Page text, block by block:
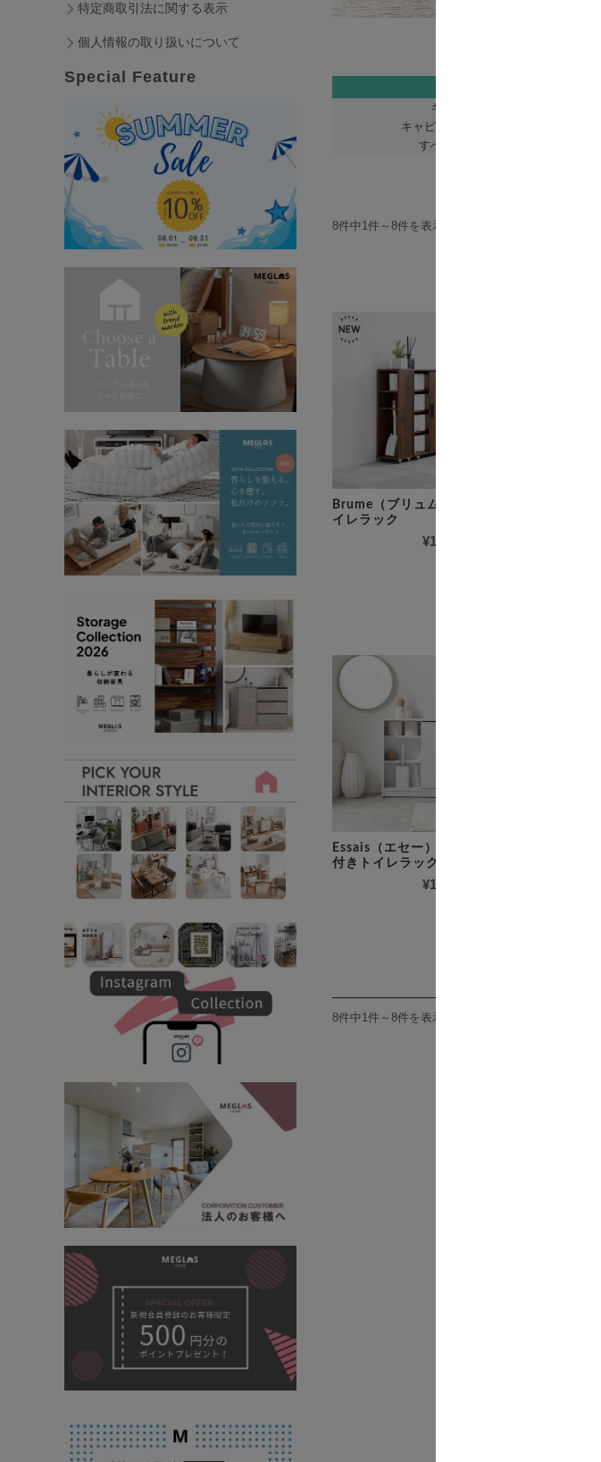
キッチン収納
キャビネット・チェスト
すべての収納家具
8件中1件～8件を表示
Brume（ブリュム） 薄型ト
イレラック
¥10,300
Essais（エセー） キャスター
付きトイレラック
¥10,800
8件中1件～8件を表示
特定商取引法に関する表示
個人情報の取り扱いについて
Special Feature